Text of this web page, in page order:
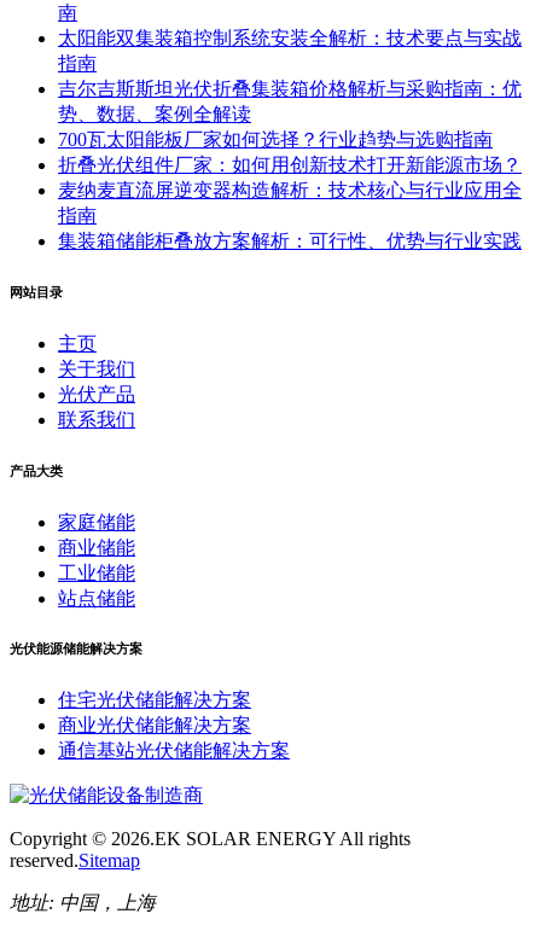
南
太阳能双集装箱控制系统安装全解析：技术要点与实战
指南
吉尔吉斯斯坦光伏折叠集装箱价格解析与采购指南：优
势、数据、案例全解读
700瓦太阳能板厂家如何选择？行业趋势与选购指南
折叠光伏组件厂家：如何用创新技术打开新能源市场？
麦纳麦直流屏逆变器构造解析：技术核心与行业应用全
指南
集装箱储能柜叠放方案解析：可行性、优势与行业实践
网站目录
主页
关于我们
光伏产品
联系我们
产品大类
家庭储能
商业储能
工业储能
站点储能
光伏能源储能解决方案
住宅光伏储能解决方案
商业光伏储能解决方案
通信基站光伏储能解决方案
Copyright © 2026.EK SOLAR ENERGY All rights
reserved.Sitemap
地址: 中国，上海